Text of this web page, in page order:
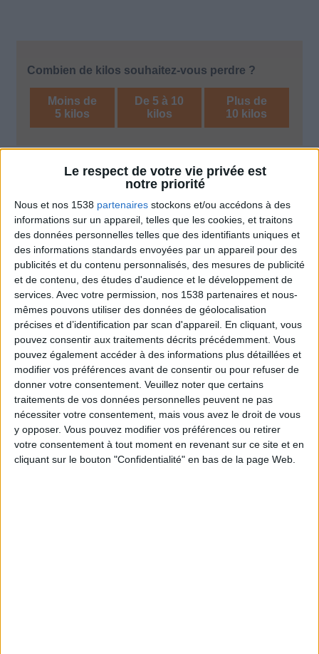
Le respect de votre vie privée est
notre priorité
Nous et nos 1538 partenaires stockons et/ou accédons à des
informations sur un appareil, telles que les cookies, et traitons
des données personnelles telles que des identifiants uniques et
des informations standards envoyées par un appareil pour des
publicités et du contenu personnalisés, des mesures de publicité
et de contenu, des études d'audience et le développement de
services. Avec votre permission, nos 1538 partenaires et nous-
mêmes pouvons utiliser des données de géolocalisation
précises et d’identification par scan d'appareil. En cliquant, vous
pouvez consentir aux traitements décrits précédemment. Vous
pouvez également accéder à des informations plus détaillées et
modifier vos préférences avant de consentir ou pour refuser de
donner votre consentement. Veuillez noter que certains
traitements de vos données personnelles peuvent ne pas
nécessiter votre consentement, mais vous avez le droit de vous
y opposer. Vous pouvez modifier vos préférences ou retirer
votre consentement à tout moment en revenant sur ce site et en
cliquant sur le bouton "Confidentialité" en bas de la page Web.
Combien de kilos souhaitez-vous perdre ?
Moins de
5 kilos
De 5 à 10
kilos
Plus de
10 kilos
Webinaires en direct Voir tout
Chaque semaine, posez vos questions en live
en participant à des vidéo-conférences avec
Jean-Michel et les diététiciennes du
programme.
Peut-on remplacer la viande par des féculents
? Consultation diététique du 05/08/2026